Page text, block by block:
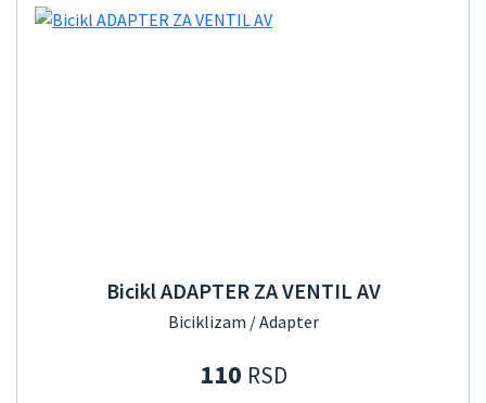
Bicikl ADAPTER ZA VENTIL AV
Biciklizam / Adapter
110 RSD